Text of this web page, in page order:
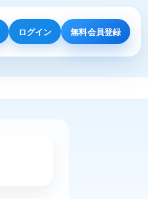
ログイン 無料会員登録